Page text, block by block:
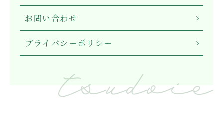
お問い合わせ
プライバシーポリシー